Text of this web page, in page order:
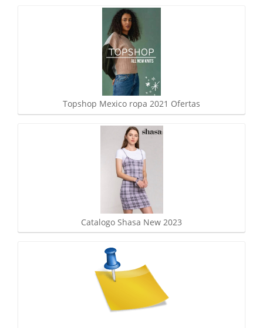
Topshop Mexico ropa 2021 Ofertas
Catalogo Shasa New 2023